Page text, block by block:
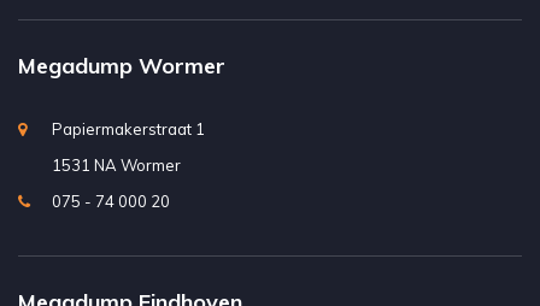
Megadump Wormer
Papiermakerstraat 1
1531 NA Wormer
075 - 74 000 20